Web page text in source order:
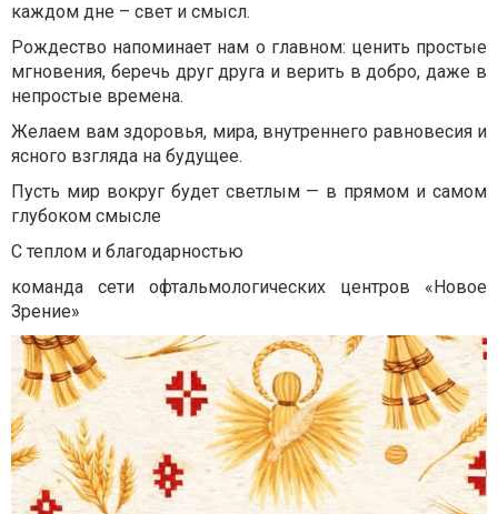
каждом дне – свет и смысл.
Рождество напоминает нам о главном: ценить простые
мгновения, беречь друг друга и верить в добро, даже в
непростые времена.
Желаем вам здоровья, мира, внутреннего равновесия и
ясного взгляда на будущее.
Пусть мир вокруг будет светлым — в прямом и самом
глубоком смысле
С теплом и благодарностью
команда сети офтальмологических центров «Новое
Зрение»